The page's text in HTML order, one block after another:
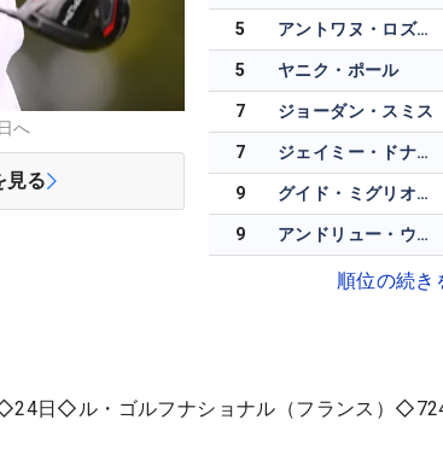
へ
見る
5 アントワヌ・ロズネル
5 ヤニク・ポール
7 ジョーダン・スミス
7 ジェイミー・ドナルドソン
9 グイド・ミグリオッツィ
9 アンドリュー・ウィルソン
順位の続き
日◇ル・ゴルフナショナル（フランス）